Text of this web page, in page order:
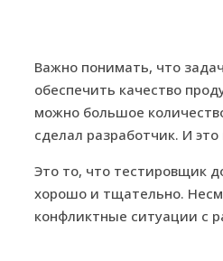
Важно понимать, что
обеспечить качество
можно большое
сделал разработчик. И
Это то, что тестировщик
хорошо и тщательно.
конфликтные ситуации с